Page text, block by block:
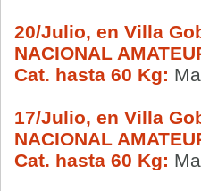
20/Julio, en Villa
NACIONAL
Cat. hasta 60 Kg:
17/Julio, en Villa
NACIONAL
Cat. hasta 60 Kg: